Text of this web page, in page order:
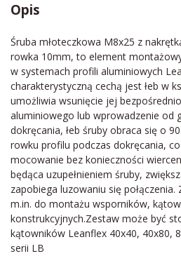
Opis
Śruba młoteczkowa M8x25 z
rowka 10mm, to element
w systemach profili aluminiowych
charakterystyczną cechą jest łeb w
umożliwia wsunięcie jej
aluminiowego lub wprowadzenie od
dokręcania, łeb śruby obraca się o
rowku profilu podczas dokręcania,
mocowanie bez konieczności
będąca uzupełnieniem śruby,
zapobiega luzowaniu się
m.in. do montażu wsporników,
konstrukcyjnych.Zestaw może być
kątowników Leanflex 40x40, 40x80,
serii LB